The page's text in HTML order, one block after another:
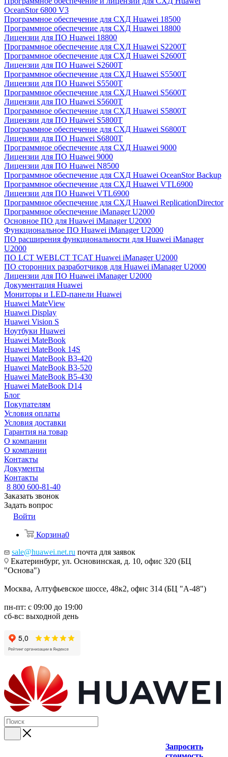
OceanStor 6800 V3
Программное обеспечение для СХД Huawei 18500
Программное обеспечение для СХД Huawei 18800
Лицензии для ПО Huawei 18800
Программное обеспечение для СХД Huawei S2200T
Программное обеспечение для СХД Huawei S2600T
Лицензии для ПО Huawei S2600T
Программное обеспечение для СХД Huawei S5500T
Лицензии для ПО Huawei S5500T
Программное обеспечение для СХД Huawei S5600T
Лицензии для ПО Huawei S5600T
Программное обеспечение для СХД Huawei S5800T
Лицензии для ПО Huawei S5800T
Программное обеспечение для СХД Huawei S6800T
Лицензии для ПО Huawei S6800T
Программное обеспечение для СХД Huawei 9000
Лицензии для ПО Huawei 9000
Лицензии для ПО Huawei N8500
Программное обеспечение для СХД Huawei OceanStor Backup
Программное обеспечение для СХД Huawei VTL6900
Лицензии для ПО Huawei VTL6900
Программное обеспечение для СХД Huawei ReplicationDirector
Программное обеспечение iManager U2000
Основное ПО для Huawei iManager U2000
Функциональное ПО Huawei iManager U2000
ПО расширения функциональности для Huawei iManager
U2000
ПО LCT WEBLCT TCAT Huawei iManager U2000
ПО сторонних разработчиков для Huawei iManager U2000
Лицензии для ПО Huawei iManager U2000
Документация Huawei
Мониторы и LED-панели Huawei
Huawei MateView
Huawei Display
Huawei Vision S
Ноутбуки Huawei
Huawei MateBook
Huawei MateBook 14S
Huawei MateBook B3-420
Huawei MateBook B3-520
Huawei MateBook B5-430
Huawei MateBook D14
Блог
Покупателям
Условия оплаты
Условия доставки
Гарантия на товар
О компании
О компании
Контакты
Документы
Контакты
8 800 600-81-40
Заказать звонок
Задать вопрос
Войти
Корзина0
sale@huawei.net.ru почта для заявок
Екатеринбург, ул. Основинская, д. 10, офис 320 (БЦ
"Основа")
Москва, Алтуфьевское шоссе, 48к2, офис 314 (БЦ "А-48")
пн-пт: с 09:00 до 19:00
сб-вс: выходной день
Запросить